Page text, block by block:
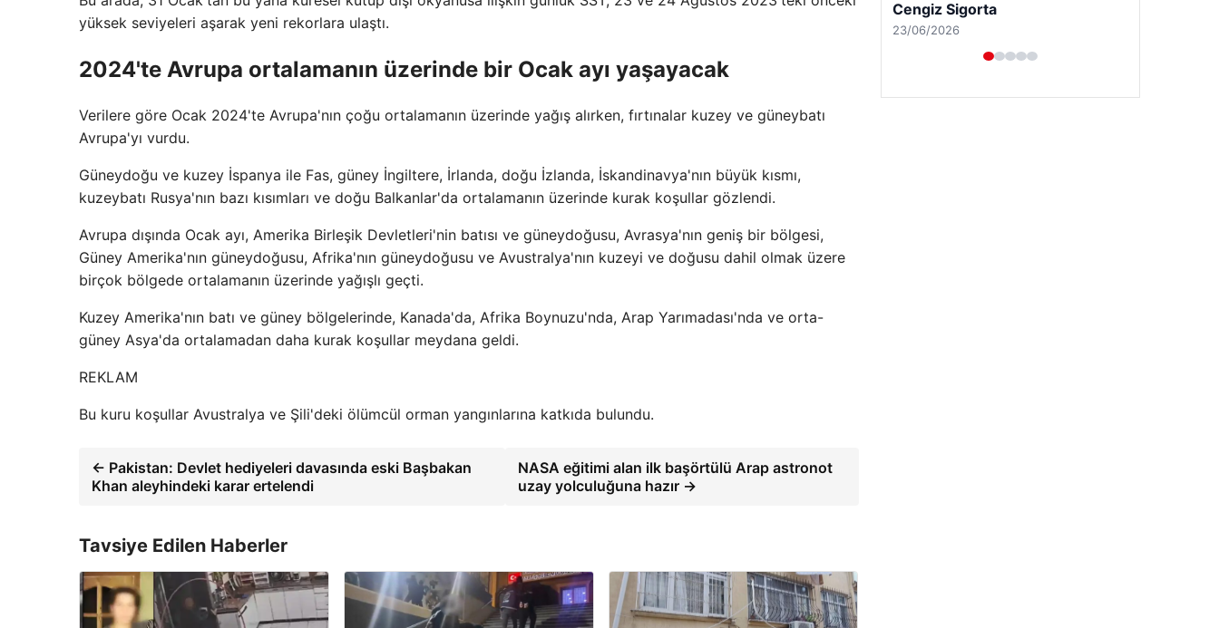
yüksek seviyeleri aşarak yeni rekorlara ulaştı.
2024'te Avrupa ortalamanın üzerinde bir Ocak ayı yaşayacak
Verilere göre Ocak 2024'te Avrupa'nın çoğu ortalamanın üzerinde yağış alırken, fırtınalar kuzey ve güneybatı
Avrupa'yı vurdu.
Güneydoğu ve kuzey İspanya ile Fas, güney İngiltere, İrlanda, doğu İzlanda, İskandinavya'nın büyük kısmı,
kuzeybatı Rusya'nın bazı kısımları ve doğu Balkanlar'da ortalamanın üzerinde kurak koşullar gözlendi.
Avrupa dışında Ocak ayı, Amerika Birleşik Devletleri'nin batısı ve güneydoğusu, Avrasya'nın geniş bir bölgesi,
Güney Amerika'nın güneydoğusu, Afrika'nın güneydoğusu ve Avustralya'nın kuzeyi ve doğusu dahil olmak üzere
birçok bölgede ortalamanın üzerinde yağışlı geçti.
Kuzey Amerika'nın batı ve güney bölgelerinde, Kanada'da, Afrika Boynuzu'nda, Arap Yarımadası'nda ve orta-
güney Asya'da ortalamadan daha kurak koşullar meydana geldi.
REKLAM
Bu kuru koşullar Avustralya ve Şili'deki ölümcül orman yangınlarına katkıda bulundu.
← Pakistan: Devlet hediyeleri davasında eski Başbakan
Khan aleyhindeki karar ertelendi
NASA eğitimi alan ilk başörtülü Arap astronot
uzay yolculuğuna hazır →
Tavsiye Edilen Haberler
Hastaş Beton
26/05/2026